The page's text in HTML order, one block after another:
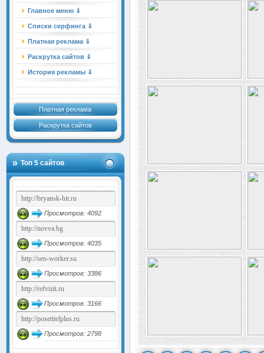
Главное меню ⇓
Списки серфинга ⇓
Платная реклама ⇓
Раскрутка сайтов ⇓
История рекламы ⇓
Платная реклама
Раскрутка сайтов
Топ 5 сайтов
Просмотров: 4092
Просмотров: 4035
Просмотров: 3386
Просмотров: 3166
Просмотров: 2798